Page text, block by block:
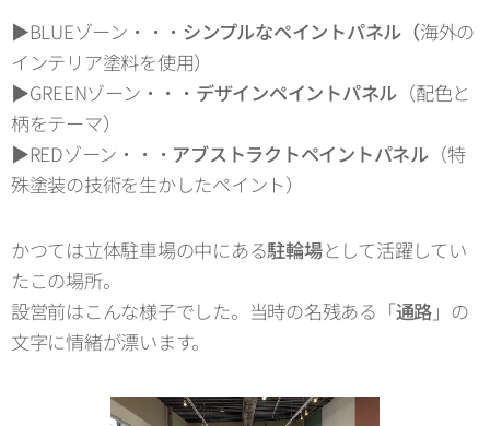
▶︎BLUEゾーン・・・ シンプルなペイントパネル （海外の
インテリア塗料を使用）
▶︎GREENゾーン・・・ デザインペイントパネル （配色と
柄をテーマ）
▶︎REDゾーン・・・ アブストラクトペイントパネル（特
殊塗装の技術を生かしたペイント）
かつては立体駐車場の中にある駐輪場として活躍してい
たこの場所。
設営前はこんな様子でした。当時の名残ある「通路 」の
文字に情緒が漂います。